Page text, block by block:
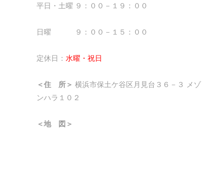
平日・土曜 ９：００－１９：００
日曜 ９：００－１５：００
定休日： 水曜・祝日
＜住 所＞ 横浜市保土ケ谷区月見台３６－３ メゾ
ンハラ１０２
＜地 図＞